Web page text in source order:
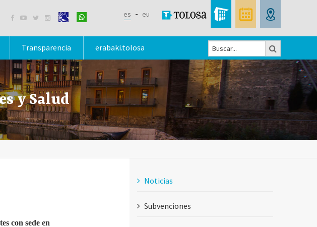
    es eu
Formulario
de
búsqueda
Transparencia erabaki.tolosa
y Salud
con sede en
Noticias
Subvenciones